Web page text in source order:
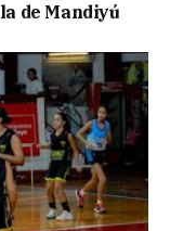
de Mandiyú